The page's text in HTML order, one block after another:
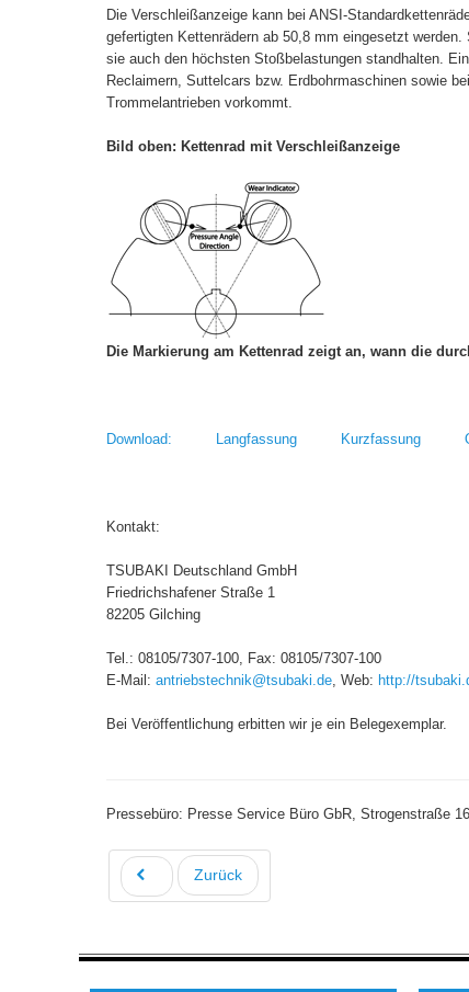
Die Verschleißanzeige kann bei ANSI-
gefertigten Kettenrädern ab 50,8 mm eingesetzt
sie auch den höchsten Stoßbelastungen standhalten.
Reclaimern, Suttelcars bzw. Erdbohrmaschinen sowie
Trommelantrieben vorkommt.
Bild oben: Kettenrad mit Verschleißanzeige
Die Markierung am Kettenrad zeigt an, wann die
Download: Langfassung Kurzfassung
Kontakt:
TSUBAKI Deutschland GmbH
Friedrichshafener Straße 1
82205 Gilching
Tel.: 08105/7307-100, Fax:
E-Mail: antriebstechnik@tsubaki.de , Web: http://
Bei Veröffentlichung erbitten wir je ein Belegexemplar.
Pressebüro: Presse Service Büro GbR, Strogenstraße
Zurück